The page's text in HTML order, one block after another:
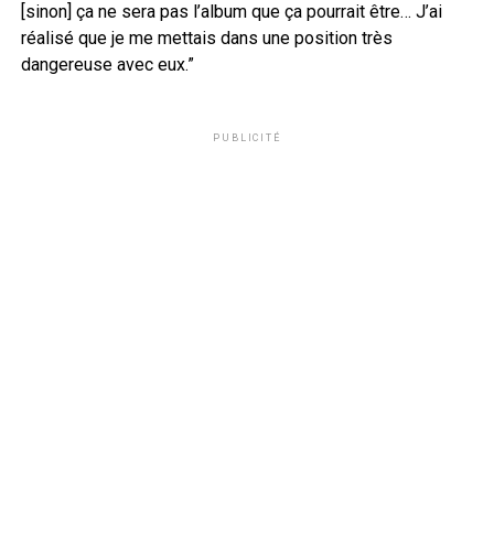
[sinon] ça ne sera pas l’album que ça pourrait être… J’ai
réalisé que je me mettais dans une position très
dangereuse avec eux.”
PUBLICITÉ